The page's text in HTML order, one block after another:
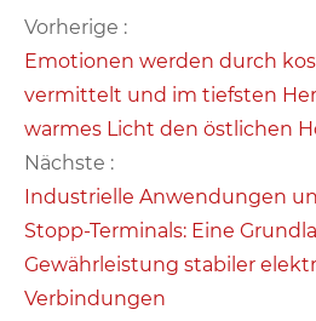
Vorherige :
Emotionen werden durch
vermittelt und im tiefsten
warmes Licht den östlichen
Nächste :
Industrielle Anwendungen
Stopp-Terminals: Eine
Gewährleistung stabiler
Verbindungen